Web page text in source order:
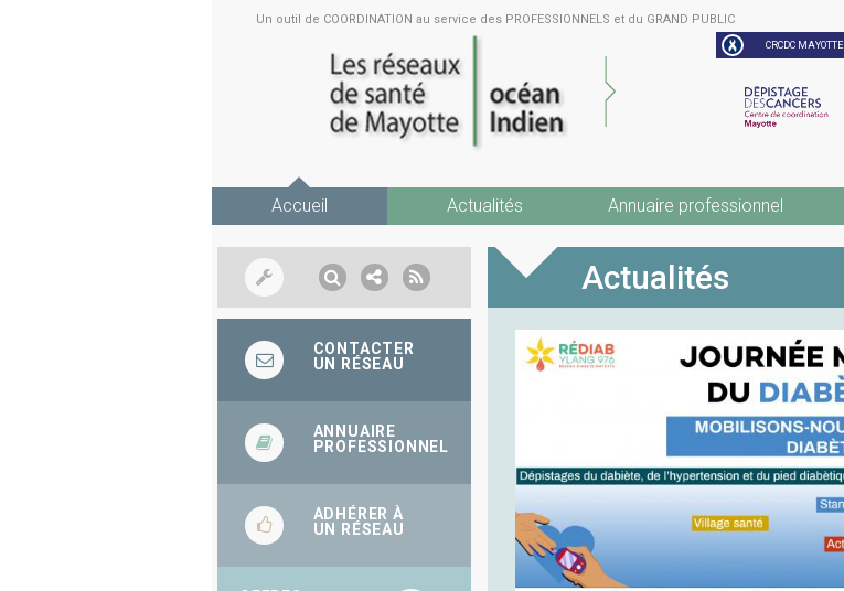
Un outil de COORDINATION au service des PROFESSIONNELS et du GRAND PUBLIC
CRCDC MAYOTTE
Accueil Actualités Annuaire professionnel
Actualités
CONTACTER
UN RÉSEAU
ANNUAIRE
PROFESSIONNEL
ADHÉRER À
UN RÉSEAU